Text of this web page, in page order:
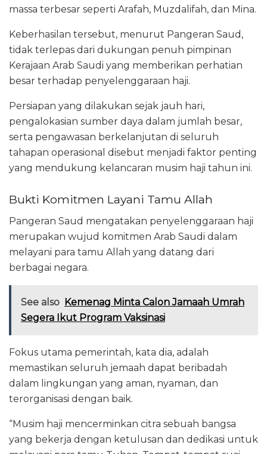
massa terbesar seperti Arafah, Muzdalifah, dan Mina.
Keberhasilan tersebut, menurut Pangeran Saud,
tidak terlepas dari dukungan penuh pimpinan
Kerajaan Arab Saudi yang memberikan perhatian
besar terhadap penyelenggaraan haji.
Persiapan yang dilakukan sejak jauh hari,
pengalokasian sumber daya dalam jumlah besar,
serta pengawasan berkelanjutan di seluruh
tahapan operasional disebut menjadi faktor penting
yang mendukung kelancaran musim haji tahun ini.
Bukti Komitmen Layani Tamu Allah
Pangeran Saud mengatakan penyelenggaraan haji
merupakan wujud komitmen Arab Saudi dalam
melayani para tamu Allah yang datang dari
berbagai negara.
See also Kemenag Minta Calon Jamaah Umrah
Segera Ikut Program Vaksinasi
Fokus utama pemerintah, kata dia, adalah
memastikan seluruh jemaah dapat beribadah
dalam lingkungan yang aman, nyaman, dan
terorganisasi dengan baik.
“Musim haji mencerminkan citra sebuah bangsa
yang bekerja dengan ketulusan dan dedikasi untuk